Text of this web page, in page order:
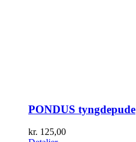
PONDUS tyngdepude
kr. 125,00